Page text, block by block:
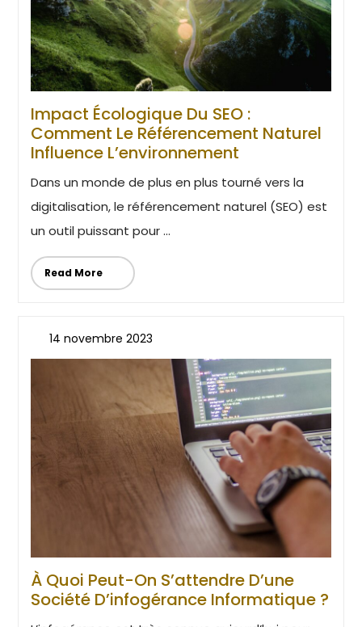
Impact Écologique Du SEO :
Comment Le Référencement Naturel
Influence L’environnement
Dans un monde de plus en plus tourné vers la
digitalisation, le référencement naturel (SEO) est
un outil puissant pour ...
Read More
14 novembre 2023
À Quoi Peut-On S’attendre D’une
Société D’infogérance Informatique ?